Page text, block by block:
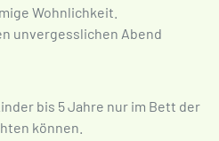
Wohnlichkeit.
unvergesslichen Abend
bis 5 Jahre nur im Bett der
können.